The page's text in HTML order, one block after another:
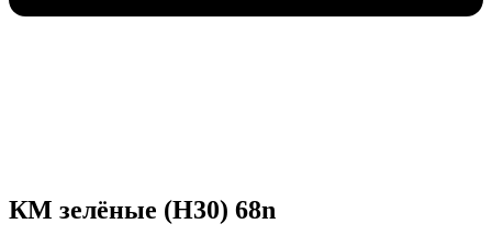
КМ зелёные (Н30) 68n